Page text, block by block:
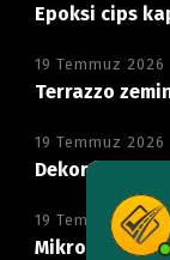
Epoksi cips
19 Temmuz 2026
Terrazzo
19 Temmuz 2026
Dekoratif
19 Temmuz 2026
Mikro beton